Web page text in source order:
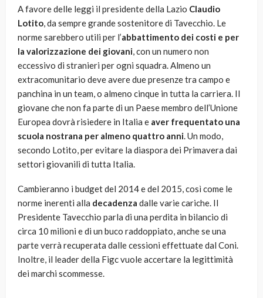
A favore delle leggi il presidente della Lazio Claudio
Lotito, da sempre grande sostenitore di Tavecchio. Le
norme sarebbero utili per l’abbattimento dei costi e per
la valorizzazione dei giovani, con un numero non
eccessivo di stranieri per ogni squadra. Almeno un
extracomunitario deve avere due presenze tra campo e
panchina in un team, o almeno cinque in tutta la carriera. Il
giovane che non fa parte di un Paese membro dell’Unione
Europea dovrà risiedere in Italia e aver frequentato una
scuola nostrana per almeno quattro anni. Un modo,
secondo Lotito, per evitare la diaspora dei Primavera dai
settori giovanili di tutta Italia.
Cambieranno i budget del 2014 e del 2015, così come le
norme inerenti alla decadenza dalle varie cariche. Il
Presidente Tavecchio parla di una perdita in bilancio di
circa 10 milioni e di un buco raddoppiato, anche se una
parte verrà recuperata dalle cessioni effettuate dal Coni.
Inoltre, il leader della Figc vuole accertare la legittimità
dei marchi scommesse.